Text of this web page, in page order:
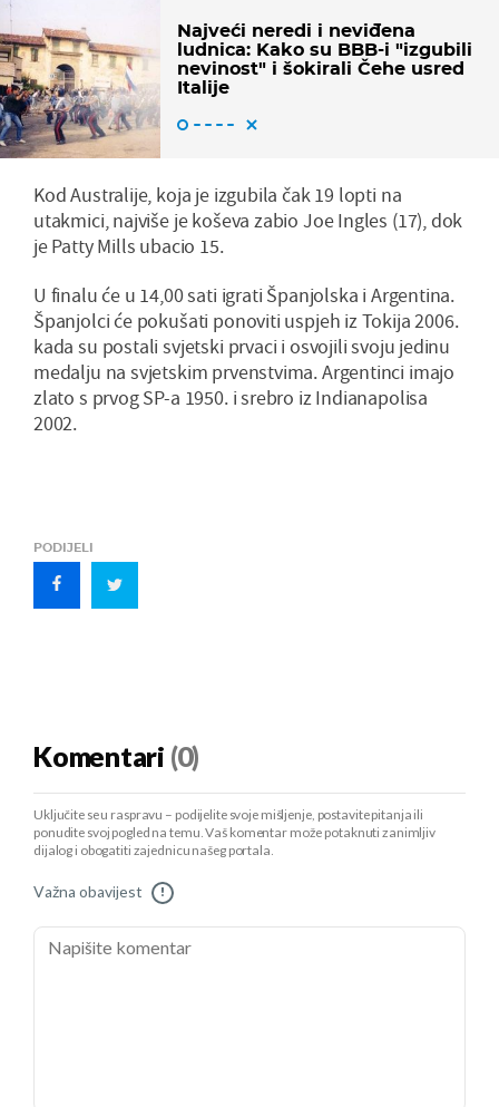
Najveći neredi i neviđena
ludnica: Kako su BBB-i "izgubili
nevinost" i šokirali Čehe usred
Italije
Kod Australije, koja je izgubila čak 19 lopti na
utakmici, najviše je koševa zabio Joe Ingles (17), dok
je Patty Mills ubacio 15.
U finalu će u 14,00 sati igrati Španjolska i Argentina.
Španjolci će pokušati ponoviti uspjeh iz Tokija 2006.
kada su postali svjetski prvaci i osvojili svoju jedinu
medalju na svjetskim prvenstvima. Argentinci imajo
zlato s prvog SP-a 1950. i srebro iz Indianapolisa
2002.
PODIJELI
Komentari (0)
Uključite se u raspravu – podijelite svoje mišljenje, postavite pitanja ili
ponudite svoj pogled na temu. Vaš komentar može potaknuti zanimljiv
dijalog i obogatiti zajednicu našeg portala.
Važna obavijest !